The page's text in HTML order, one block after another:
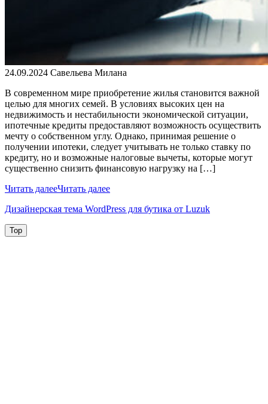
24.09.2024 Савельева Милана
В современном мире приобретение жилья становится важной
целью для многих семей. В условиях высоких цен на
недвижимость и нестабильности экономической ситуации,
ипотечные кредиты предоставляют возможность осуществить
мечту о собственном углу. Однако, принимая решение о
получении ипотеки, следует учитывать не только ставку по
кредиту, но и возможные налоговые вычеты, которые могут
существенно снизить финансовую нагрузку на […]
Читать далееЧитать далее
Дизайнерская тема WordPress для бутика от Luzuk
Top